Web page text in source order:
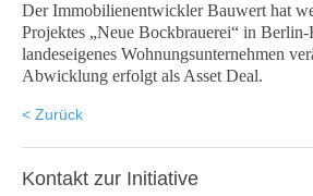
Der Immobilienentwickler Bauwert hat
Projektes „Neue Bockbrauerei“ in
landeseigenes Wohnungsunternehmen
Abwicklung erfolgt als Asset Deal.
< Zurück
Kontakt zur Initiative